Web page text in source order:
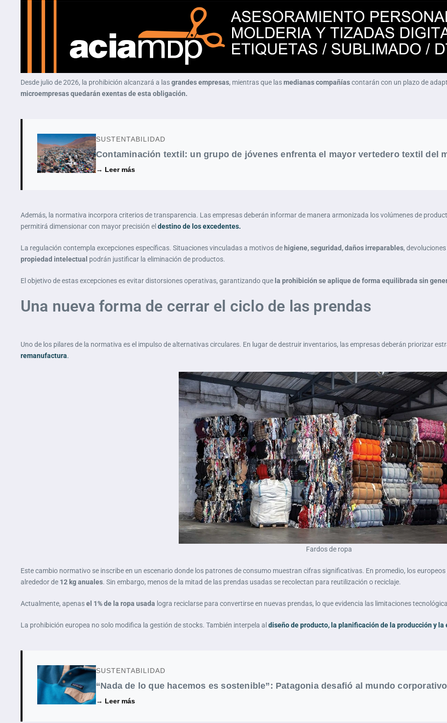
Desde julio de 2026, la prohibición alcanzará a lasgrandes empresas, mientras que lasmedianas compañíascontarán con un plazo de
microempresas quedarán exentas de esta obligación.
SUSTENTABILIDAD
Contaminación textil: un grupo de jóvenes enfrenta el mayor vertedero textil del
→ Leer más
Además, la normativa incorpora criterios de transparencia. Las empresas deberán informar de manera armonizada los volúmenes de
permitirá dimensionar con mayor precisión el destino de los excedentes.
La regulación contempla excepciones específicas. Situaciones vinculadas a motivos de higiene, seguridad, daños irreparables,
propiedad intelectual podrán justificar la eliminación de productos.
El objetivo de estas excepciones es evitar distorsiones operativas, garantizando que la prohibición se aplique de forma equilibrada sin
Una nueva forma de cerrar el ciclo de las prendas
Uno de los pilares de la normativa es el impulso de alternativas circulares. En lugar de destruir inventarios, las empresas deberán priorizar
remanufactura.
Fardos de ropa
Este cambio normativo se inscribe en un escenario donde los patrones de consumo muestran cifras significativas. En promedio, los
alrededor de 12 kg anuales. Sin embargo, menos de la mitad de las prendas usadas se recolectan para reutilización o reciclaje.
Actualmente, apenasel 1% de la ropa usada logra reciclarse para convertirse en nuevas prendas, lo que evidencia las limitaciones
La prohibición europea no solo modifica la gestión de stocks. También interpela al diseño de producto, la planificación de la producción y
SUSTENTABILIDAD
“Nada de lo que hacemos es sostenible”: Patagonia desafió al mundo
→ Leer más